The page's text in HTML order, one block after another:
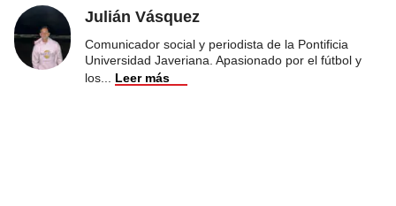
Julián Vásquez
Comunicador social y periodista de la Pontificia
Universidad Javeriana. Apasionado por el fútbol y
los
Leer más